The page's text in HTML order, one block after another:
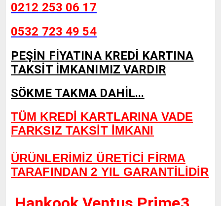
0212 253 06 17
0532 723 49 54
PEŞİN FİYATINA KREDİ KARTINA
TAKSİT İMKANIMIZ VARDIR
SÖKME TAKMA DAHİL...
TÜM KREDİ KARTLARINA VADE
FARKSIZ TAKSİT İMKANI
ÜRÜNLERİMİZ ÜRETİCİ FİRMA
TARAFINDAN 2 YIL GARANTİLİDİR